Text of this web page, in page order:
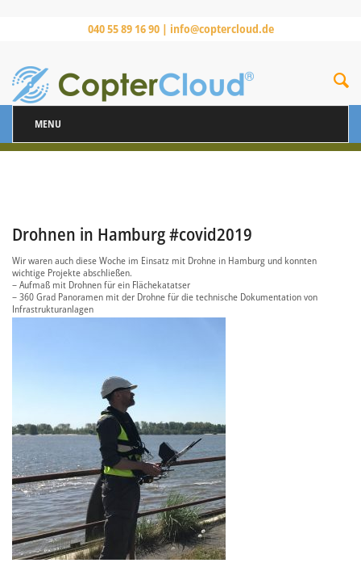
040 55 89 16 90 | info@coptercloud.de
MENU
Drohnen in Hamburg #covid2019
Wir waren auch diese Woche im Einsatz mit Drohne in Hamburg und konnten
wichtige Projekte abschließen.
– Aufmaß mit Drohnen für ein Flächekatatser
– 360 Grad Panoramen mit der Drohne für die technische Dokumentation von
Infrastrukturanlagen